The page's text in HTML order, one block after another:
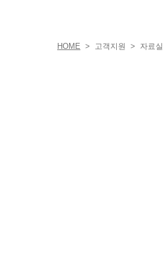
HOME > 고객지원 > 자료실